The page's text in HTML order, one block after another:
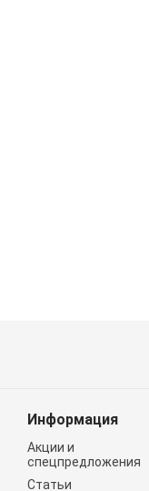
Информация
Акции и
спецпредложения
Статьи